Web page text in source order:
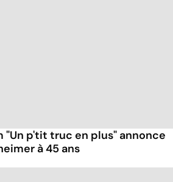
"Un p'tit truc en plus" annonce
à 45 ans